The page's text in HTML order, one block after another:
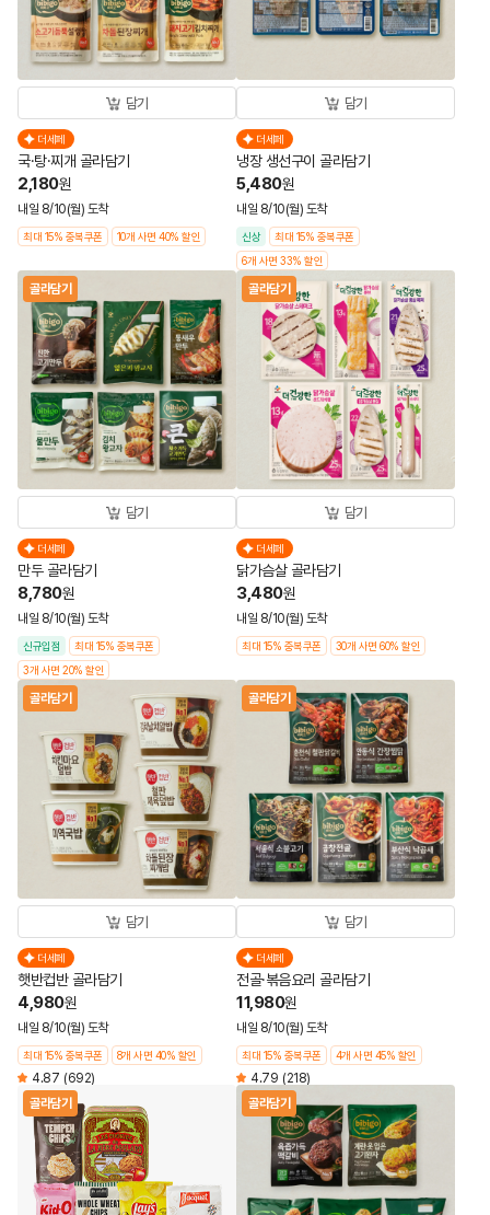
담기
더세페
국·탕·찌개 골라담기
2,180원
내일 8/10(월) 도착
최대 15% 중복쿠폰 10개 사면 40% 할인
담기
더세페
냉장 생선구이 골라담기
5,480원
내일 8/10(월) 도착
신상
최대 15% 중복쿠폰
6개 사면 33% 할인
골라담기
담기
더세페
만두 골라담기
8,780원
내일 8/10(월) 도착
신규입점
최대 15% 중복쿠폰
3개 사면 20% 할인
골라담기
담기
더세페
닭가슴살 골라담기
3,480원
내일 8/10(월) 도착
최대 15% 중복쿠폰 30개 사면 60% 할인
골라담기
담기
더세페
햇반컵반 골라담기
4,980원
내일 8/10(월) 도착
최대 15% 중복쿠폰 8개 사면 40% 할인
4.87 (692)
골라담기
담기
더세페
전골·볶음요리 골라담기
11,980원
내일 8/10(월) 도착
최대 15% 중복쿠폰 4개 사면 45% 할인
4.79 (218)
골라담기
골라담기